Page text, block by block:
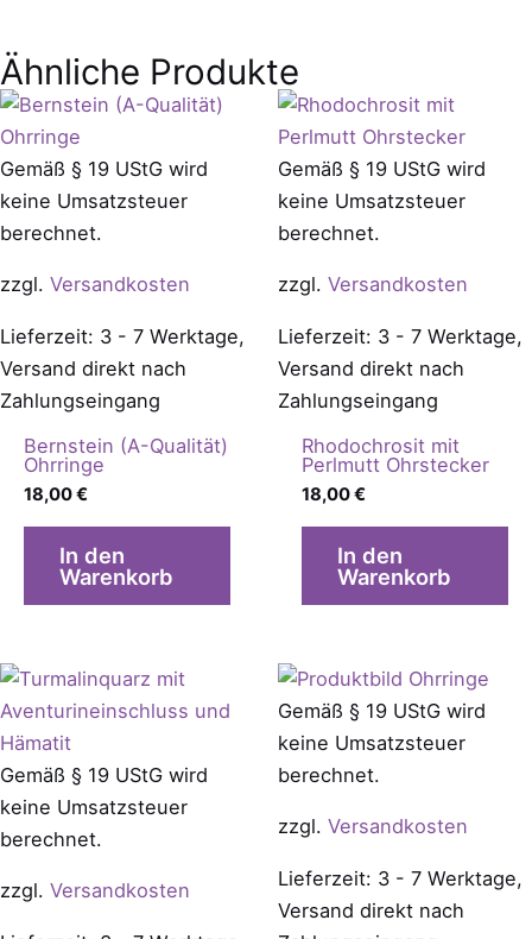
Ähnliche Produkte
Gemäß § 19 UStG wird
keine Umsatzsteuer
berechnet.
zzgl. Versandkosten
Lieferzeit: 3 - 7 Werktage,
Versand direkt nach
Zahlungseingang
Bernstein (A-Qualität)
Ohrringe
18,00€
In den
Warenkorb
Gemäß § 19 UStG wird
keine Umsatzsteuer
berechnet.
zzgl. Versandkosten
Lieferzeit: 3 - 7 Werktage,
Versand direkt nach
Zahlungseingang
Rhodochrosit mit
Perlmutt Ohrstecker
18,00€
In den
Warenkorb
Gemäß § 19 UStG wird
keine Umsatzsteuer
berechnet.
zzgl. Versandkosten
Gemäß § 19 UStG wird
keine Umsatzsteuer
berechnet.
zzgl. Versandkosten
Lieferzeit: 3 - 7 Werktage,
Versand direkt nach